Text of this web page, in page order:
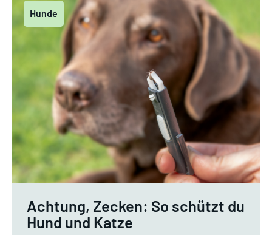
Hunde
Achtung, Zecken: So schützt du
Hund und Katze